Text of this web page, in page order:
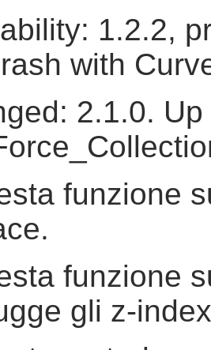
1.2.2,
with
2.1.0.
funzione
funzione
gli z-